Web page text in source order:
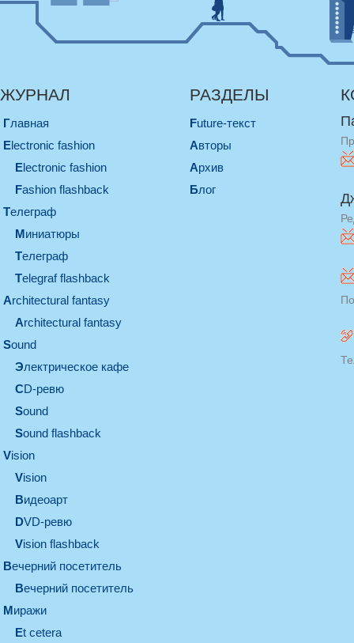
ЖУРНАЛ
Главная
electronic fashion
electronic fashion
Fashion flashback
телеграф
миниатюры
телеграф
Telegraf flashback
architectural fantasy
architectural fantasy
sound
электрическое кафе
CD-ревю
sound
Sound flashback
vision
vision
видеоарт
DVD-ревю
Vision flashback
вечерний посетитель
вечерний посетитель
миражи
et cetera
РАЗДЕЛЫ
Future-текст
Авторы
Архив
Блог